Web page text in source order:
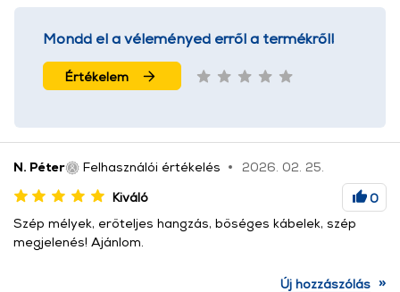
Mondd el a véleményed erről a termékről!
Értékelem
N. Péter Felhasználói értékelés
2026. 02. 25.
Kiváló
0
Szép mélyek, erőteljes hangzás, bőséges kábelek, szép
megjelenés! Ajánlom.
Új hozzászólás »